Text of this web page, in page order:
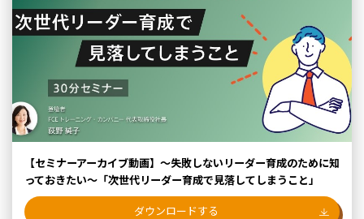
【セミナーアーカイブ動画】～失敗しないリーダー育成のために知
っておきたい～「次世代リーダー育成で見落してしまうこと」
ダウンロードする